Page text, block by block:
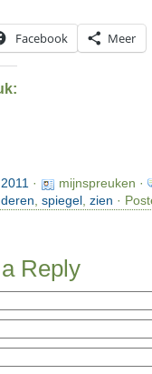
Facebook Meer
·
mijnspreuken ·
, spiegel , zien ·
Reply